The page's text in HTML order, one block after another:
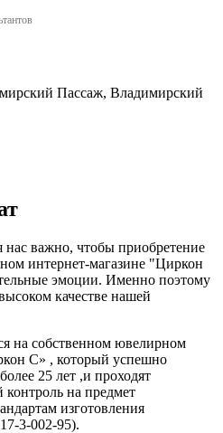
Пассаж, Владимирский
важно, чтобы приобретение
интернет-магазине "Циркон
эмоции. Именно поэтому
качестве нашей
на собственном ювелирном
С» , который успешно
25 лет ,и проходят
на предмет
изготовления
3-002-95).